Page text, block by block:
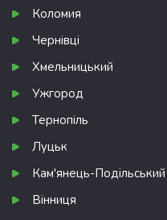
Коломия
Чернівці
Хмельницький
Ужгород
Тернопіль
Луцьк
Кам'янець-Подільський
Вінниця